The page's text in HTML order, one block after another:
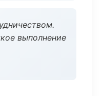
выполнение